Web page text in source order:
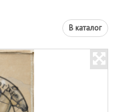
В каталог